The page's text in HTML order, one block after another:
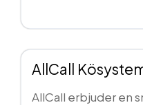
AllCall
AllCall erbjuder en